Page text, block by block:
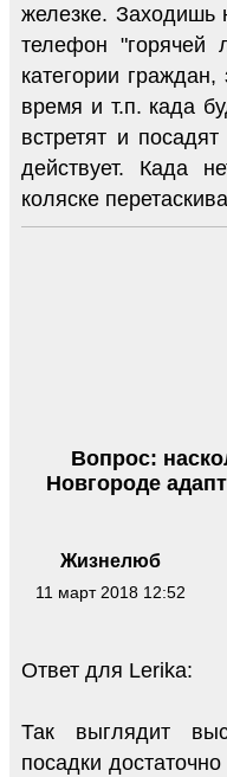
железке. Заходишь
телефон "горячей
категории
время и т.п. када
встретят и
действует. Када
коляске
Жизнелюб
11 март 2018 12:52
Вопрос:
Новгороде
Ответ для Lerika:
Так выглядит
посадки